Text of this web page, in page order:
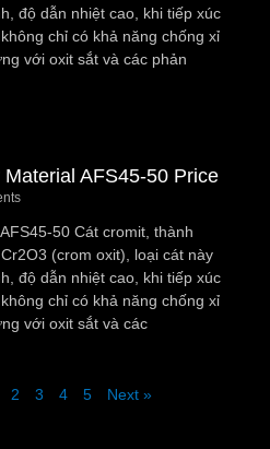
độ dẫn nhiệt cao, khi tiếp xúc
chỉ có khả năng chống xỉ
với oxit sắt và các phản
AFS45-50 Price
50 Cát cromit, thành
(crom oxit), loại cát này
độ dẫn nhiệt cao, khi tiếp xúc
chỉ có khả năng chống xỉ
với oxit sắt và các
2 3 4 5 Next »